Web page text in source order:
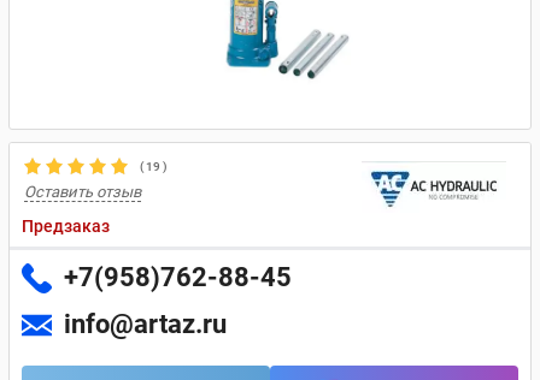
(19 )
Оставить отзыв
Предзаказ
+7(958)762-88-45
info@artaz.ru